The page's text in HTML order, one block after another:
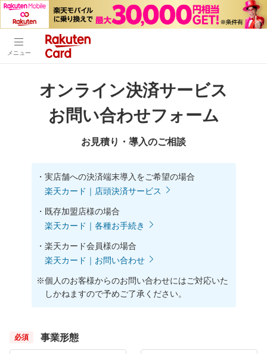
メニュー
オンライン決済サービス
お問い合わせフォーム
お見積り・導入のご相談
・ 実店舗への決済端末導入をご希望の場合
楽天カード｜店頭決済サービス
・ 既存加盟店様の場合
楽天カード｜各種お手続き
・ 楽天カード会員様の場合
楽天カード｜お問い合わせ
※個人のお客様からのお問い合わせにはご対応いた
しかねますので予めご了承ください。
事業形態